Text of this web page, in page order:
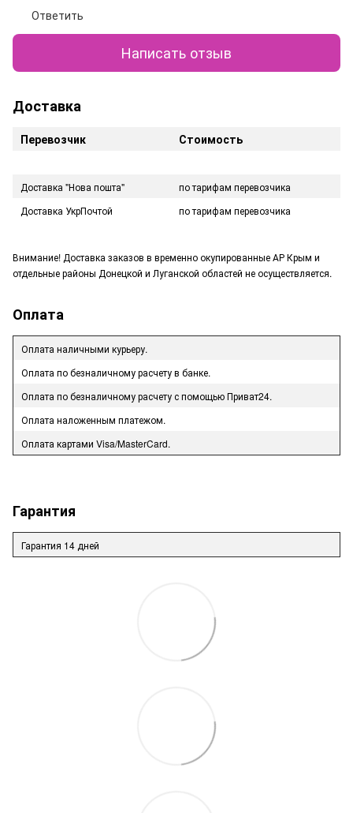
Ответить
Написать отзыв
Доставка
Перевозчик Стоимость
Доставка "Нова пошта"
по тарифам перевозчика
Доставка УкрПочтой
по тарифам перевозчика
Внимание! Доставка заказов в временно окупированные АР Крым и
отдельные районы Донецкой и Луганской областей не осуществляется.
Оплата
Оплата наличными курьеру.
Оплата по безналичному расчету в банке.
Оплата по безналичному расчету с помощью Приват24.
Оплата наложенным платежом.
Оплата картами Visa/MasterCard.
Гарантия
Гарантия 14 дней